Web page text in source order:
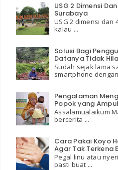
USG 2 Dimensi
Surabaya
USG 2 dimensi dan
kalau ...
Solusi Bagi
Datanya Tidak
Sudah sejak lama
smartphone
Pengalaman
Popok yang
Assalamualaikum
bercerita ...
Cara Pakai Koyo
Agar Tak Terkena
Pegal linu atau
pasti buat ...